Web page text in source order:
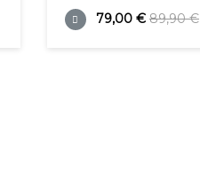
79,00 € 89,90 €